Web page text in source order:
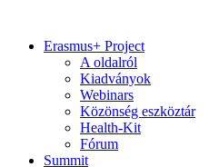
Erasmus+ Project
A oldalról
Kiadványok
Webinars
Közönség eszköztár
Health-Kit
Fórum
Summit